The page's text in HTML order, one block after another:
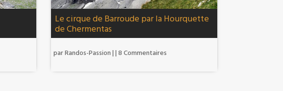
Le cirque de Barroude par la Hourquette
de Chermentas
parRandos-Passion || 8 Commentaires